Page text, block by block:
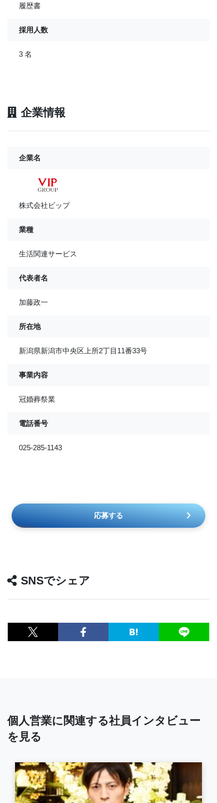
履歴書
採用人数
3 名
企業情報
企業名
株式会社ビップ
業種
生活関連サービス
代表者名
加藤政一
所在地
新潟県新潟市中央区上所2丁目11番33号
事業内容
冠婚葬祭業
電話番号
025-285-1143
応募する
SNSでシェア
個人営業に関連する社員インタビュー
を見る